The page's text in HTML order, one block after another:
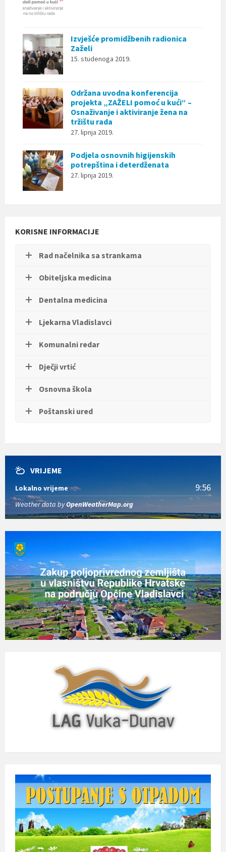
Izvješće promidžbenih radionica
Zaželi
15. studenoga 2019.
Održana uvodna konferencija
projekta „ZAŽELI pomoć u kući“ –
Osnaživanje i aktiviranje žena na
tržištu rada
27. lipnja 2019.
Podjela osnovnih higijenskih
potrepština i deterdženata
27. lipnja 2019.
KORISNE INFORMACIJE
Rad načelnika sa strankama
Obiteljska medicina
Dentalna medicina
Ljekarna Vladislavci
Komunalni redar
Dječji vrtić
Osnovna škola
Poštanski ured
VRIJEME
Lokalno vrijeme 9:56
Weather data byOpenWeatherMap.org